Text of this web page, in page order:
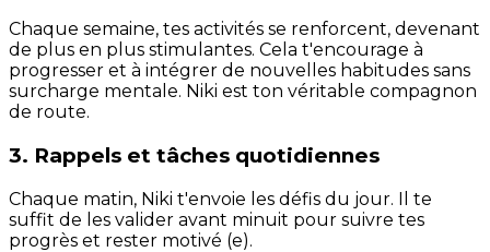
Chaque semaine, tes activités se renforcent, devenant
de plus en plus stimulantes. Cela t'encourage à
progresser et à intégrer de nouvelles habitudes sans
surcharge mentale. Niki est ton véritable compagnon
de route.
3. Rappels et tâches quotidiennes
Chaque matin, Niki t'envoie les défis du jour. Il te
suffit de les valider avant minuit pour suivre tes
progrès et rester motivé (e).